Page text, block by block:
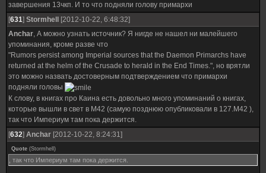
завершения 13чкп. И то что подняли голову примархи
[631] Stormhell
[2012-10-22, 6:48:32]
Anchar, А можно узнать источник? Я нигде не нашел ни малейшего
упоминания, кроме разве что
"Rumors persist among Imperial sources that the Daemon Primarchs have
returned at the helm of the Crusade to herald in the End Times.", но врятли
это можно назвать достоверным подтверждением что примархи
подняли головы
К слову, в книгах про Каина есть довольно много упоминаний о книгах,
которые вышли в свет в М42 (самую позднюю опубликовали в 127.M42 ),
так что Империум там пока держится.
[632] Anchar [2012-10-22, 8:24:31]
Quote (Stormhell )
, так что Империум там пока держится.